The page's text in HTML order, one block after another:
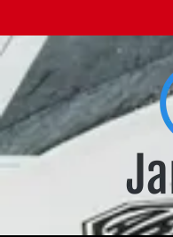
to
content
News for Public